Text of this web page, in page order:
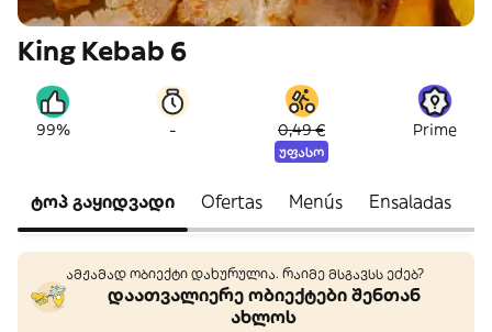
King Kebab 6
99% - 0,49 €
უფასო
Prime
ტოპ გაყიდვადი Ofertas Menús Ensaladas
ამჟამად ობიექტი დახურულია. რაიმე მსგავსს ეძებ?
დაათვალიერე ობიექტები შენთან
ახლოს